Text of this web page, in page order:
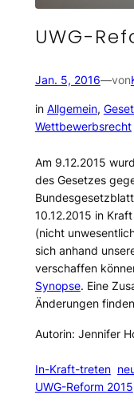
UWG-
Jan. 5, 2016—von
in Allgemein,
Wettbewerbsrecht
Am 9.12.2015
des Gesetzes
10.12.2015 in
(nicht
sich anhand
verschaffen
Synopse. Eine
Änderungen
Autorin: Jennifer
In-Kraft-treten
UWG-Reform 2015